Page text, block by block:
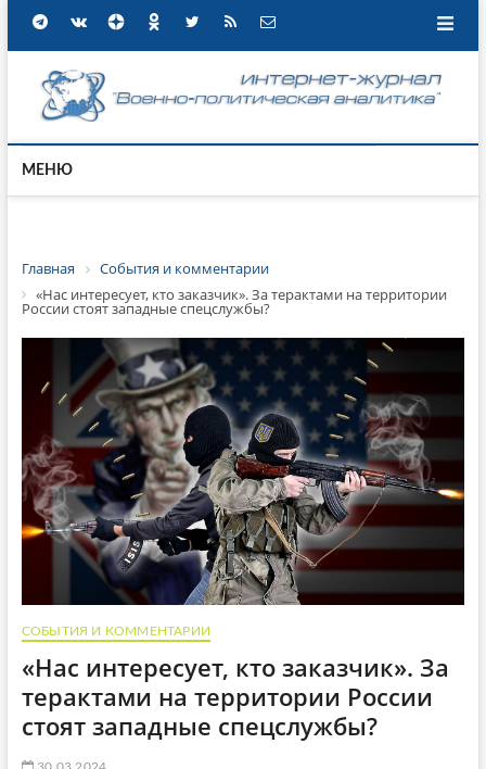
МЕНЮ
Главная
События и комментарии
«Нас интересует, кто заказчик». За терактами на территории
России стоят западные спецслужбы?
СОБЫТИЯ И КОММЕНТАРИИ
«Нас интересует, кто заказчик». За
терактами на территории России
стоят западные спецслужбы?